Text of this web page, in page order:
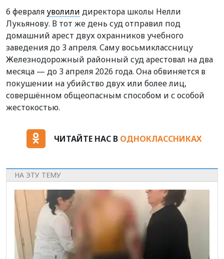
6 февраля уволили директора школы Нелли
Лукьянову. В тот же день суд отправил под
домашний арест двух охранников учебного
заведения до 3 апреля. Саму восьмиклассницу
Железнодорожный районный суд арестовал на два
месяца — до 3 апреля 2026 года. Она обвиняется в
покушении на убийство двух или более лиц,
совершённом общеопасным способом и с особой
жестокостью.
ЧИТАЙТЕ НАС В ОДНОКЛАССНИКАХ
НА ЭТУ ТЕМУ